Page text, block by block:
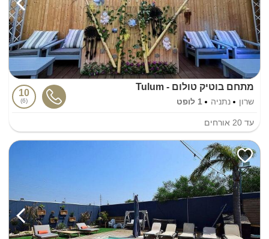
מתחם בוטיק טולום - Tulum
שרון נתניה 1 לופט
10
6
עד 20 אורחים